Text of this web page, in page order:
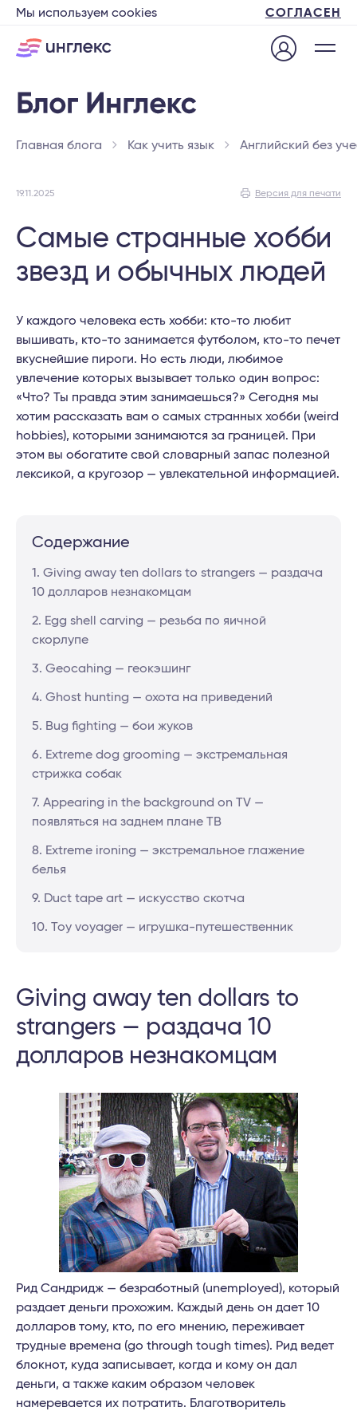
Мы используем cookies СОГЛАСЕН
Главная блога Как учить язык Английский без
19.11.2025 Версия для печати
Самые странные хобби
звезд и обычных людей
У каждого человека есть хобби: кто-то любит
вышивать, кто-то занимается футболом, кто-то печет
вкуснейшие пироги. Но есть люди, любимое
увлечение которых вызывает только один вопрос:
«Что? Ты правда этим занимаешься?» Сегодня мы
хотим рассказать вам о самых странных хобби (weird
hobbies), которыми занимаются за границей. При
этом вы обогатите свой словарный запас полезной
лексикой, а кругозор — увлекательной информацией.
Содержание
1. Giving away ten dollars to strangers — раздача
10 долларов незнакомцам
2. Egg shell carving — резьба по яичной
скорлупе
3. Geocahing — геокэшинг
4. Ghost hunting — охота на приведений
5. Bug fighting — бои жуков
6. Extreme dog grooming — экстремальная
стрижка собак
7. Appearing in the background on TV —
появляться на заднем плане ТВ
8. Extreme ironing — экстремальное глажение
белья
9. Duct tape art — искусство скотча
10. Toy voyager — игрушка-путешественник
Giving away ten dollars to
strangers — раздача 10
долларов незнакомцам
Рид Сандридж — безработный (unemployed), который
раздает деньги прохожим. Каждый день он дает 10
долларов тому, кто, по его мнению, переживает
трудные времена (go through tough times). Рид ведет
блокнот, куда записывает, когда и кому он дал
деньги, а также каким образом человек
намеревается их потратить. Благотворитель